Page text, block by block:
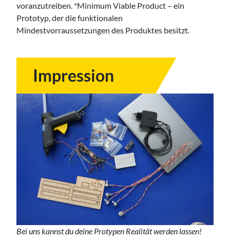
voranzutreiben. *Minimum Viable Product – ein
Prototyp, der die funktionalen
Mindestvorraussetzungen des Produktes besitzt.
Impression
Bei uns kannst du deine Protypen Realität werden lassen!